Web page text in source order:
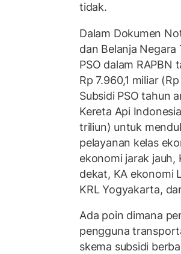
tidak.
Dalam Dokumen
dan Belanja
PSO dalam
Rp 7.960,1 miliar
Subsidi PSO tahun
Kereta Api
triliun) untuk
pelayanan kelas
ekonomi jarak jauh,
dekat, KA ekonomi
KRL Yogyakarta,
Ada poin dimana
pengguna
skema subsidi